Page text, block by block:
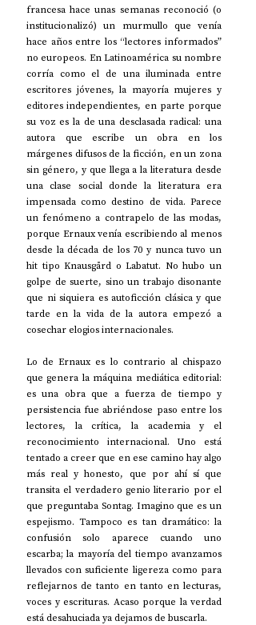
francesa hace unas semanas reconoció (o
institucionalizó) un murmullo que venía
hace años entre los “lectores informados”
no europeos. En Latinoamérica su nombre
corría como el de una iluminada entre
escritores jóvenes, la mayoría mujeres y
editores independientes, en parte porque
su voz es la de una desclasada radical: una
autora que escribe un obra en los
márgenes difusos de la ficción, en un zona
sin género, y que llega a la literatura desde
una clase social donde la literatura era
impensada como destino de vida. Parece
un fenómeno a contrapelo de las modas,
porque Ernaux venía escribiendo al menos
desde la década de los 70 y nunca tuvo un
hit tipo Knausgård o Labatut. No hubo un
golpe de suerte, sino un trabajo disonante
que ni siquiera es autoficción clásica y que
tarde en la vida de la autora empezó a
cosechar elogios internacionales.
Lo de Ernaux es lo contrario al chispazo
que genera la máquina mediática editorial:
es una obra que a fuerza de tiempo y
persistencia fue abriéndose paso entre los
lectores, la crítica, la academia y el
reconocimiento internacional. Uno está
tentado a creer que en ese camino hay algo
más real y honesto, que por ahí sí que
transita el verdadero genio literario por el
que preguntaba Sontag. Imagino que es un
espejismo. Tampoco es tan dramático: la
confusión solo aparece cuando uno
escarba; la mayoría del tiempo avanzamos
llevados con suficiente ligereza como para
reflejarnos de tanto en tanto en lecturas,
voces y escrituras. Acaso porque la verdad
está desahuciada ya dejamos de buscarla.